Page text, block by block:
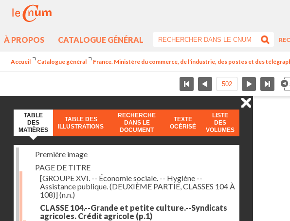
À PROPOS CATALOGUE GÉNÉRAL
Accueil Catalogue général France. Ministère du commerce, de l'industrie, des postes et des
TABLE
DES
MATIÈRES
TABLE DES
ILLUSTRATIONS
RECHERCHE
DANS LE
DOCUMENT
TEXTE
OCÉRISÉ
LISTE
DES
VOLUMES
Première image
PAGE DE TITRE
[GROUPE XVI. -- Économie sociale. -- Hygiène --
Assistance publique. (DEUXIÈME PARTIE, CLASSES 104 À
108)](n.n.)
CLASSE 104.--Grande et petite culture.--Syndicats
agricoles. Crédit agricole (p.1)